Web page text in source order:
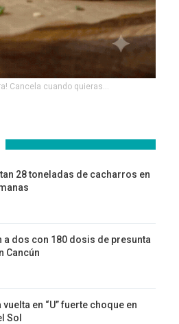
Cancela cuando quieras...
28 toneladas de cacharros en
a dos con 180 dosis de presunta
Cancún
en “U” fuerte choque en
Sol